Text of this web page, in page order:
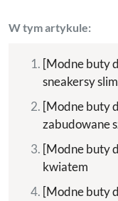
W tym artykule:
[Modne buty
sneakersy slim
[Modne buty
zabudowane
[Modne buty
kwiatem
[Modne buty